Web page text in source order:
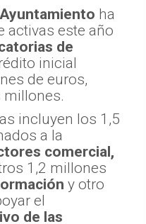
Ayuntamiento ha
activas este año
de
inicial
de euros,
millones.
incluyen los 1,5
a la
comercial,
1,2 millones
y otro
el
de las